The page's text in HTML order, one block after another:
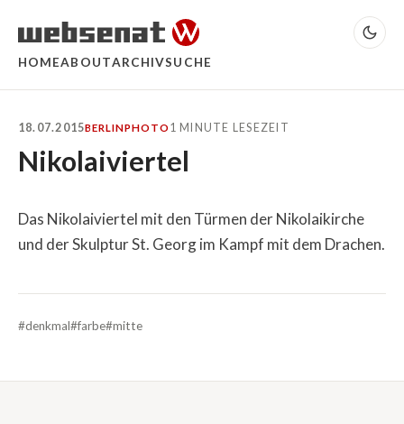
HOMEABOUTARCHIVSUCHE
18.07.2015BERLINPHOTO 1 MINUTE LESEZEIT
Nikolaiviertel
Das Nikolaiviertel mit den Türmen der Nikolaikirche
und der Skulptur St. Georg im Kampf mit dem Drachen.
#denkmal#farbe#mitte